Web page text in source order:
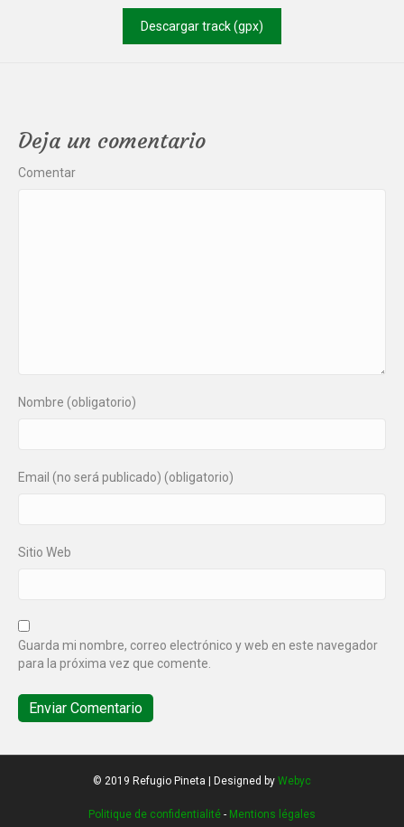
Descargar track (gpx)
Deja un comentario
Comentar
Nombre (obligatorio)
Email (no será publicado) (obligatorio)
Sitio Web
Guarda mi nombre, correo electrónico y web en este navegador
para la próxima vez que comente.
© 2019 Refugio Pineta | Designed by Webyc
Politique de confidentialité - Mentions légales